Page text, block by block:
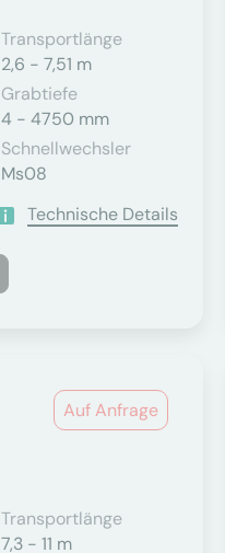
Transportlänge
2,6 - 7,51 m
Grabtiefe
4 - 4750 mm
Schnellwechsler
Ms08
Technische Details
Auf Anfrage
Transportlänge
7,3 - 11 m